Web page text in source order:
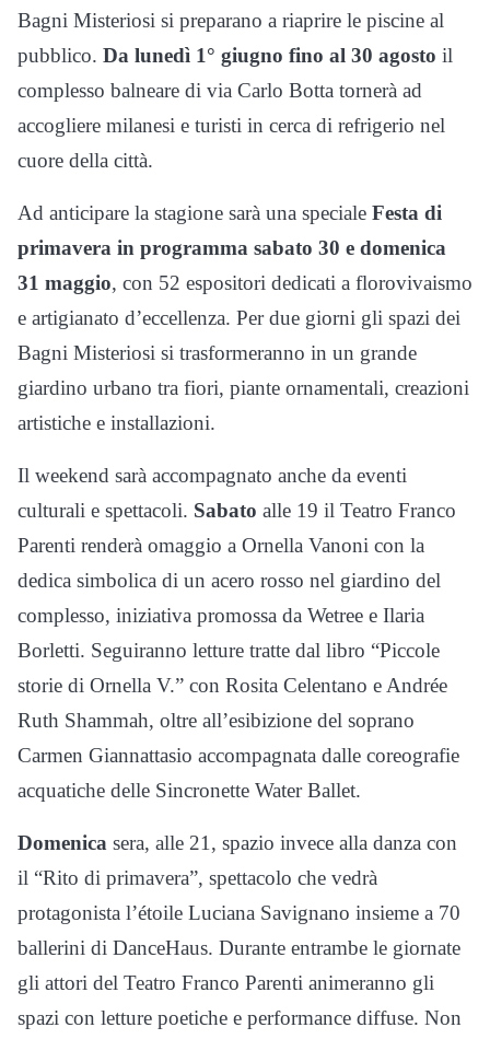
Bagni Misteriosi si preparano a riaprire le piscine al
pubblico. Da lunedì 1° giugno fino al 30 agosto il
complesso balneare di via Carlo Botta tornerà ad
accogliere milanesi e turisti in cerca di refrigerio nel
cuore della città.
Ad anticipare la stagione sarà una speciale Festa di
primavera in programma sabato 30 e domenica
31 maggio, con 52 espositori dedicati a florovivaismo
e artigianato d’eccellenza. Per due giorni gli spazi dei
Bagni Misteriosi si trasformeranno in un grande
giardino urbano tra fiori, piante ornamentali, creazioni
artistiche e installazioni.
Il weekend sarà accompagnato anche da eventi
culturali e spettacoli. Sabato alle 19 il Teatro Franco
Parenti renderà omaggio a Ornella Vanoni con la
dedica simbolica di un acero rosso nel giardino del
complesso, iniziativa promossa da Wetree e Ilaria
Borletti. Seguiranno letture tratte dal libro “Piccole
storie di Ornella V.” con Rosita Celentano e Andrée
Ruth Shammah, oltre all’esibizione del soprano
Carmen Giannattasio accompagnata dalle coreografie
acquatiche delle Sincronette Water Ballet.
Domenica sera, alle 21, spazio invece alla danza con
il “Rito di primavera”, spettacolo che vedrà
protagonista l’étoile Luciana Savignano insieme a 70
ballerini di DanceHaus. Durante entrambe le giornate
gli attori del Teatro Franco Parenti animeranno gli
spazi con letture poetiche e performance diffuse. Non